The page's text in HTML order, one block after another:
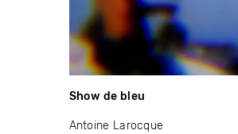
Show de bleu
Antoine Larocque